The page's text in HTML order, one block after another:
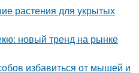
растения для укрытых
новый тренд на рынке
избавиться от мышей и